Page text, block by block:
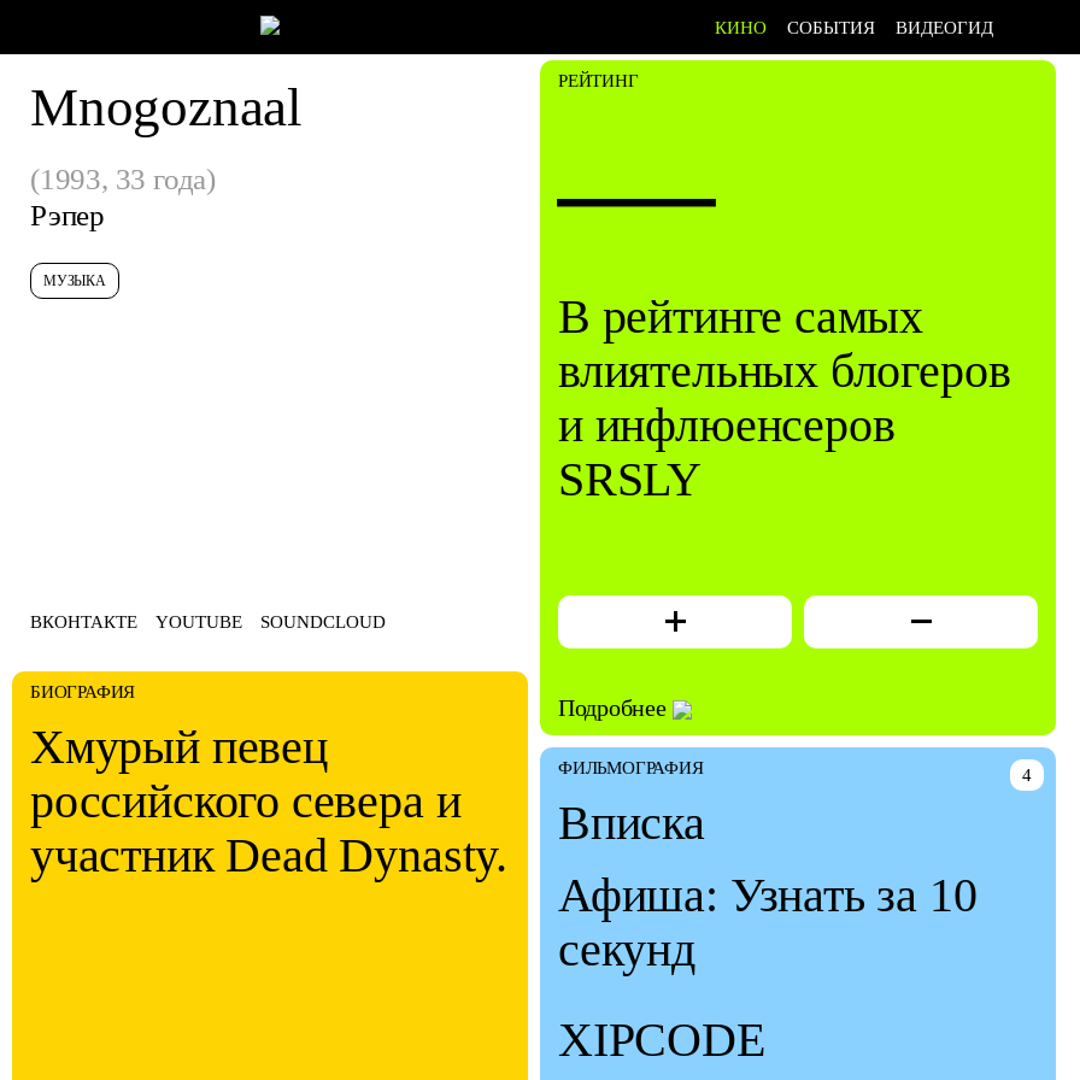
КИНО СОБЫТИЯ ВИДЕОГИД
Mnogoznaal
(1993, 33 года)
Рэпер
МУЗЫКА
ВКОНТАКТЕ YOUTUBE SOUNDCLOUD
БИОГРАФИЯ
Хмурый певец
российского севера и
участник Dead Dynasty.
РЕЙТИНГ
—
В рейтинге самых
влиятельных блогеров
и инфлюенсеров
SRSLY
Подробнее
4
ФИЛЬМОГРАФИЯ
Вписка
Афиша: Узнать за 10
секунд
XIPCODE